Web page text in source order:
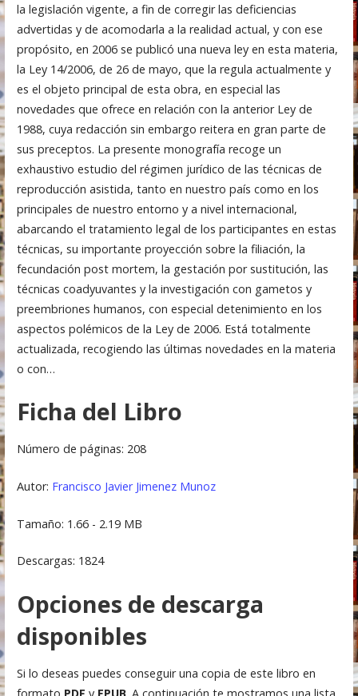
la legislación vigente, a fin de corregir las deficiencias
advertidas y de acomodarla a la realidad actual, y con ese
propósito, en 2006 se publicó una nueva ley en esta materia,
la Ley 14/2006, de 26 de mayo, que la regula actualmente y
es el objeto principal de esta obra, en especial las
novedades que ofrece en relación con la anterior Ley de
1988, cuya redacción sin embargo reitera en gran parte de
sus preceptos. La presente monografía recoge un
exhaustivo estudio del régimen jurídico de las técnicas de
reproducción asistida, tanto en nuestro país como en los
principales de nuestro entorno y a nivel internacional,
abarcando el tratamiento legal de los participantes en estas
técnicas, su importante proyección sobre la filiación, la
fecundación post mortem, la gestación por sustitución, las
técnicas coadyuvantes y la investigación con gametos y
preembriones humanos, con especial detenimiento en los
aspectos polémicos de la Ley de 2006. Está totalmente
actualizada, recogiendo las últimas novedades en la materia
o con…
Ficha del Libro
Número de páginas: 208
Autor: Francisco Javier Jimenez Munoz
Tamaño: 1.66 - 2.19 MB
Descargas: 1824
Opciones de descarga
disponibles
Si lo deseas puedes conseguir una copia de este libro en